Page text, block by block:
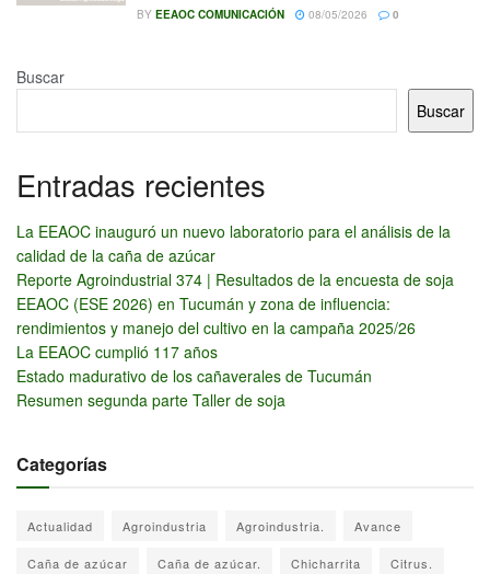
BY EEAOC COMUNICACIÓN 08/05/2026 0
Buscar
Buscar
Entradas recientes
La EEAOC inauguró un nuevo laboratorio para el análisis de la
calidad de la caña de azúcar
Reporte Agroindustrial 374 | Resultados de la encuesta de soja
EEAOC (ESE 2026) en Tucumán y zona de influencia:
rendimientos y manejo del cultivo en la campaña 2025/26
La EEAOC cumplió 117 años
Estado madurativo de los cañaverales de Tucumán
Resumen segunda parte Taller de soja
Categorías
Actualidad Agroindustria Agroindustria. Avance
Caña de azúcar Caña de azúcar. Chicharrita Citrus.